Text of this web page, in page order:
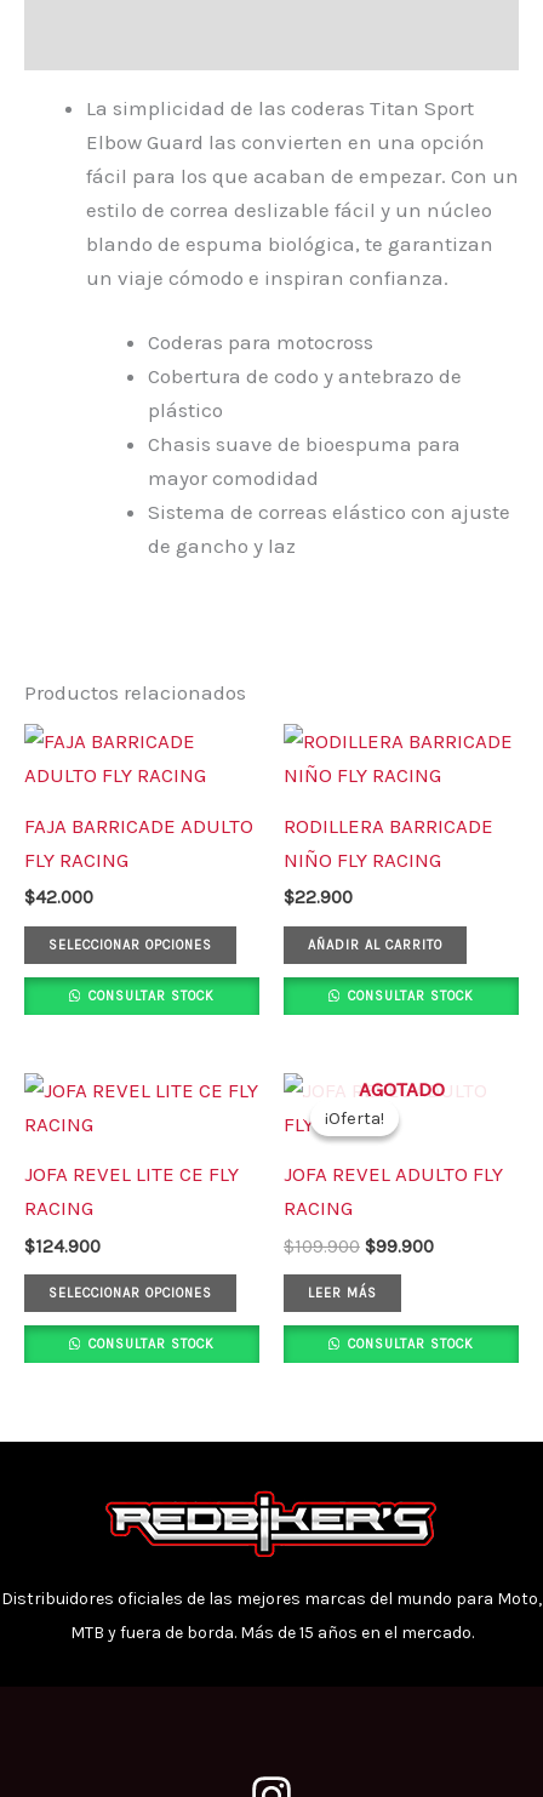
La simplicidad de las coderas Titan Sport
Elbow Guard las convierten en una opción
fácil para los que acaban de empezar. Con un
estilo de correa deslizable fácil y un núcleo
blando de espuma biológica, te garantizan
un viaje cómodo e inspiran confianza.
Coderas para motocross
Cobertura de codo y antebrazo de
plástico
Chasis suave de bioespuma para
mayor comodidad
Sistema de correas elástico con ajuste
de gancho y laz
Productos relacionados
FAJA BARRICADE ADULTO
FLY RACING
$42.000
SELECCIONAR OPCIONES
producto
opciones
se
pueden
en
de
producto
CONSULTAR STOCK
RODILLERA BARRICADE
NIÑO FLY RACING
$22.900
AÑADIR AL CARRITO
CONSULTAR STOCK
JOFA REVEL LITE CE FLY
RACING
$124.900
SELECCIONAR OPCIONES
Este
producto
opciones
se
pueden
página
de
producto
CONSULTAR STOCK
¡Oferta!
AGOTADO
¡Oferta!
JOFA REVEL ADULTO FLY
RACING
$109.900
El
original
$109.900.
$99.900
El
$99.900.
LEER MÁS
CONSULTAR STOCK
Distribuidores oficiales de las mejores marcas del mundo para Moto,
MTB y fuera de borda. Más de 15 años en el mercado.